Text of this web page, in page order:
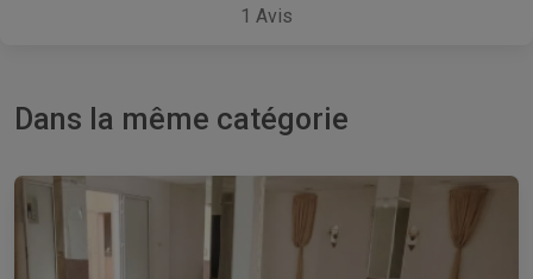
1 Avis
Dans la même catégorie